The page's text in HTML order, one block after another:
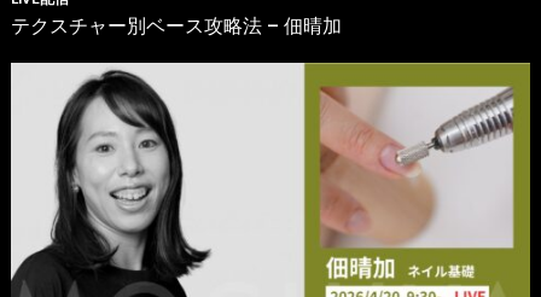
テクスチャー別ベース攻略法 – 佃晴加